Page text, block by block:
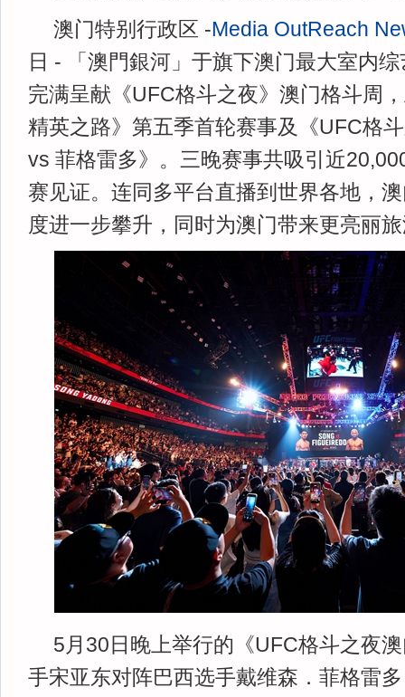
澳门特别行政区 -Media OutReach
日 - 「澳門銀河」于旗下澳门最大室内
完满呈献《UFC格斗之夜》澳门格斗周
精英之路》第五季首轮赛事及《UFC格
vs 菲格雷多》。三晚赛事共吸引近
赛见证。连同多平台直播到世界各地，
度进一步攀升，同时为澳门带来更亮丽
5月30日晚上举行的《UFC格斗之夜
手宋亚东对阵巴西选手戴维森．菲格雷